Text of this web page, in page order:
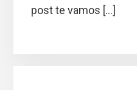
post te vamos […]